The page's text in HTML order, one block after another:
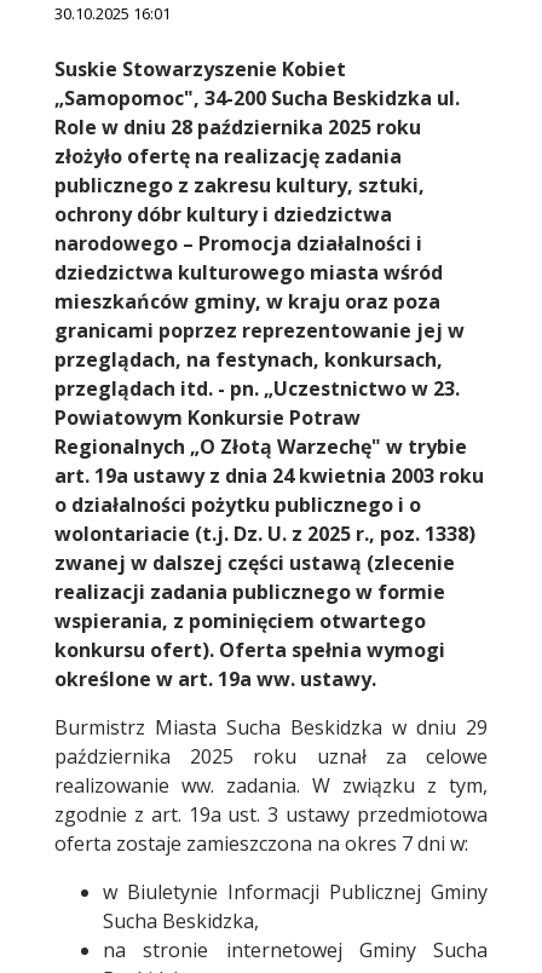
30.10.2025 16:01
Treść
Suskie Stowarzyszenie Kobiet
„Samopomoc", 34-200 Sucha Beskidzka ul.
Role w dniu 28 października 2025 roku
złożyło ofertę na realizację zadania
publicznego z zakresu kultury, sztuki,
ochrony dóbr kultury i dziedzictwa
narodowego – Promocja działalności i
dziedzictwa kulturowego miasta wśród
mieszkańców gminy, w kraju oraz poza
granicami poprzez reprezentowanie jej w
przeglądach, na festynach, konkursach,
przeglądach itd. - pn. „Uczestnictwo w 23.
Powiatowym Konkursie Potraw
Regionalnych „O Złotą Warzechę" w trybie
art. 19a ustawy z dnia 24 kwietnia 2003 roku
o działalności pożytku publicznego i o
wolontariacie (t.j. Dz. U. z 2025 r., poz. 1338)
zwanej w dalszej części ustawą (zlecenie
realizacji zadania publicznego w formie
wspierania, z pominięciem otwartego
konkursu ofert). Oferta spełnia wymogi
określone w art. 19a ww. ustawy.
Burmistrz Miasta Sucha Beskidzka w dniu 29
października 2025 roku uznał za celowe
realizowanie ww. zadania. W związku z tym,
zgodnie z art. 19a ust. 3 ustawy przedmiotowa
oferta zostaje zamieszczona na okres 7 dni w:
w Biuletynie Informacji Publicznej Gminy
Sucha Beskidzka,
na stronie internetowej Gminy Sucha